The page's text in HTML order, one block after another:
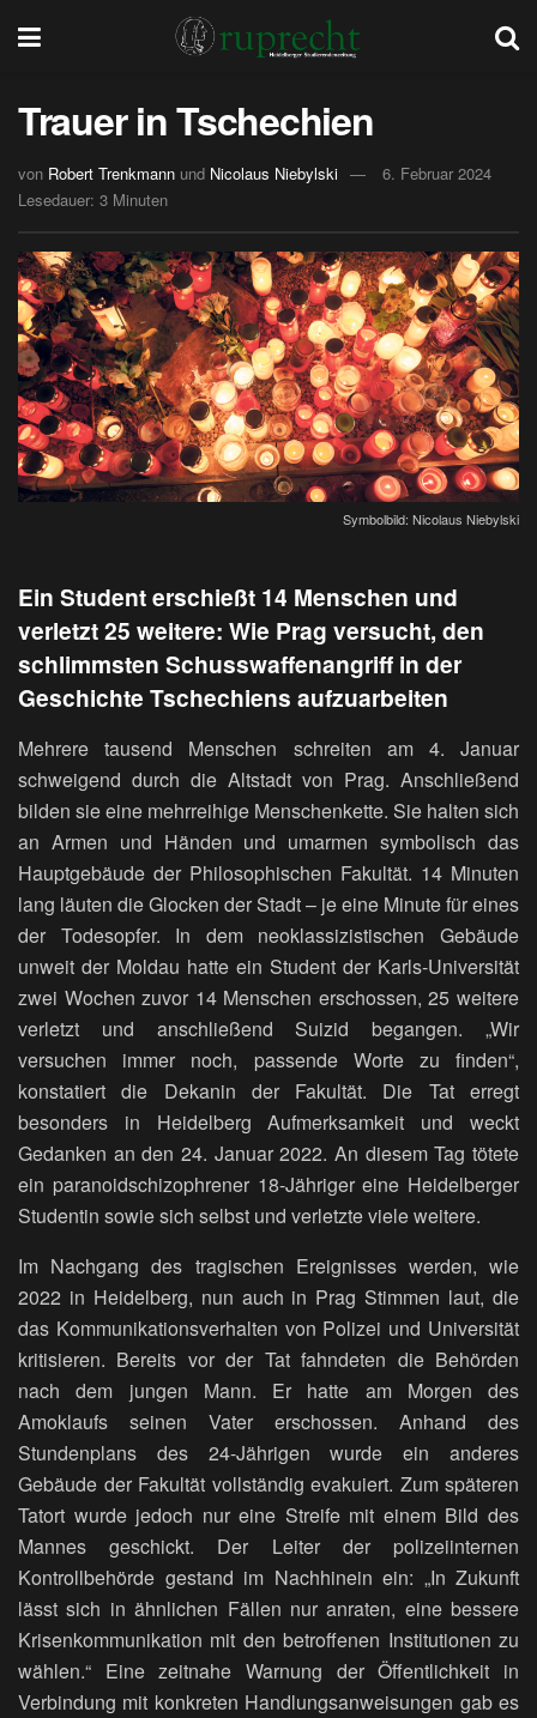
Trauer in Tschechien
von Robert Trenkmann und Nicolaus Niebylski
6. Februar 2024
Lesedauer: 3 Minuten
Symbolbild: Nicolaus Niebylski
Ein Student erschießt 14 Menschen und
verletzt 25 weitere: Wie Prag versucht, den
schlimmsten Schusswaffenangriff in der
Geschichte Tschechiens aufzuarbeiten
Mehrere tausend Menschen schreiten am 4. Januar
schweigend durch die Altstadt von Prag. Anschließend
bilden sie eine mehrreihige Menschenkette. Sie halten sich
an Armen und Händen und umarmen symbolisch das
Hauptgebäude der Philosophischen Fakultät. 14 Minuten
lang läuten die Glocken der Stadt – je eine Minute für eines
der Todesopfer. In dem neoklassizistischen Gebäude
unweit der Moldau hatte ein Student der Karls-Universität
zwei Wochen zuvor 14 Menschen erschossen, 25 weitere
verletzt und anschließend Suizid begangen. „Wir
versuchen immer noch, passende Worte zu finden“,
konstatiert die Dekanin der Fakultät. Die Tat erregt
besonders in Heidelberg Aufmerksamkeit und weckt
Gedanken an den 24. Januar 2022. An diesem Tag tötete
ein paranoidschizophrener 18-Jähriger eine Heidelberger
Studentin sowie sich selbst und verletzte viele weitere.
Im Nachgang des tragischen Ereignisses werden, wie
2022 in Heidelberg, nun auch in Prag Stimmen laut, die
das Kommunikationsverhalten von Polizei und Universität
kritisieren. Bereits vor der Tat fahndeten die Behörden
nach dem jungen Mann. Er hatte am Morgen des
Amoklaufs seinen Vater erschossen. Anhand des
Stundenplans des 24-Jährigen wurde ein anderes
Gebäude der Fakultät vollständig evakuiert. Zum späteren
Tatort wurde jedoch nur eine Streife mit einem Bild des
Mannes geschickt. Der Leiter der polizeiinternen
Kontrollbehörde gestand im Nachhinein ein: „In Zukunft
lässt sich in ähnlichen Fällen nur anraten, eine bessere
Krisenkommunikation mit den betroffenen Institutionen zu
wählen.“ Eine zeitnahe Warnung der Öffentlichkeit in
Verbindung mit konkreten Handlungsanweisungen gab es